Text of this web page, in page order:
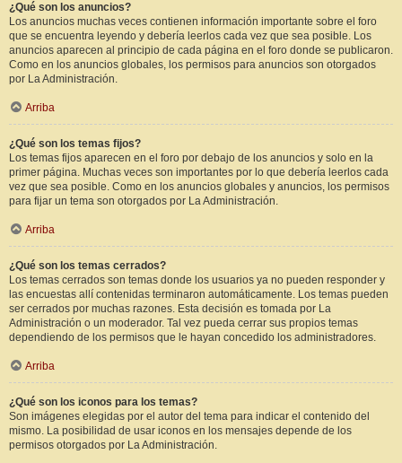
¿Qué son los anuncios?
Los anuncios muchas veces contienen información importante sobre el foro
que se encuentra leyendo y debería leerlos cada vez que sea posible. Los
anuncios aparecen al principio de cada página en el foro donde se publicaron.
Como en los anuncios globales, los permisos para anuncios son otorgados
por La Administración.
Arriba
¿Qué son los temas fijos?
Los temas fijos aparecen en el foro por debajo de los anuncios y solo en la
primer página. Muchas veces son importantes por lo que debería leerlos cada
vez que sea posible. Como en los anuncios globales y anuncios, los permisos
para fijar un tema son otorgados por La Administración.
Arriba
¿Qué son los temas cerrados?
Los temas cerrados son temas donde los usuarios ya no pueden responder y
las encuestas allí contenidas terminaron automáticamente. Los temas pueden
ser cerrados por muchas razones. Esta decisión es tomada por La
Administración o un moderador. Tal vez pueda cerrar sus propios temas
dependiendo de los permisos que le hayan concedido los administradores.
Arriba
¿Qué son los iconos para los temas?
Son imágenes elegidas por el autor del tema para indicar el contenido del
mismo. La posibilidad de usar iconos en los mensajes depende de los
permisos otorgados por La Administración.